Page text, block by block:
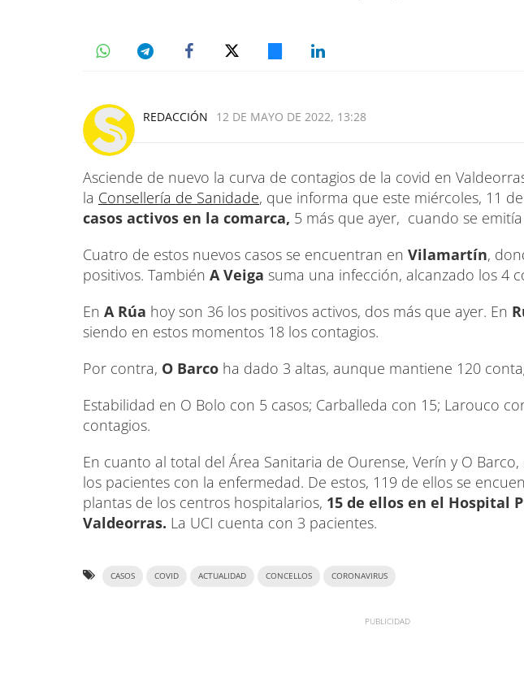
REDACCIÓN 12 DE MAYO DE 2022, 13:28
Asciende de nuevo la curva de contagios de la covid en
la Consellería de Sanidade, que informa que este miércoles, 11
casos activos en la comarca, 5 más que ayer, cuando se
Cuatro de estos nuevos casos se encuentran en Vilamartín,
positivos. También A Veiga suma una infección, alcanzado los 4
En A Rúa hoy son 36 los positivos activos, dos más que ayer. En
siendo en estos momentos 18 los contagios.
Por contra, O Barco ha dado 3 altas, aunque mantiene 120
Estabilidad en O Bolo con 5 casos; Carballeda con 15; Larouco
contagios.
En cuanto al total del Área Sanitaria de Ourense, Verín y O
los pacientes con la enfermedad. De estos, 119 de ellos se
plantas de los centros hospitalarios, 15 de ellos en el Hospital
Valdeorras. La UCI cuenta con 3 pacientes.
CASOS COVID ACTUALIDAD CONCELLOS CORONAVIRUS